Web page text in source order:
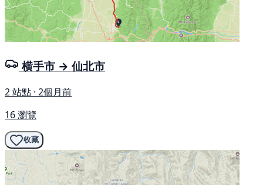
横手市 → 仙北市
2 站點 · 2個月前
16 瀏覽
收藏